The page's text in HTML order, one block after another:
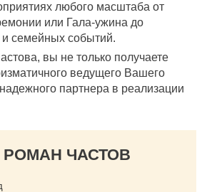
любого масштаба от
или Гала-ужина до
семейных событий.
вы не только получаете
ведущего Вашего
партнера в реализации
ЧАСТОВ